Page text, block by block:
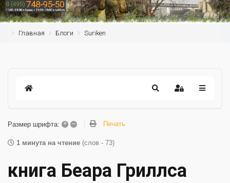
Главная Блоги Suriken
Размер шрифта: + – Печать
1 минута на чтение (слов - 73)
книга Беара Гриллса